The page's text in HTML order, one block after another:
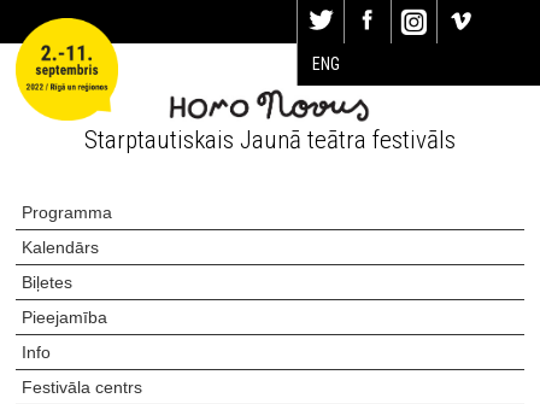
ENG
Starptautiskais Jaunā teātra festivāls
Programma
Kalendārs
Biļetes
Pieejamība
Info
Festivāla centrs